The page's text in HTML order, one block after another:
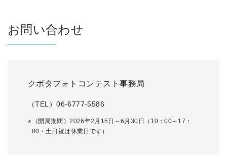
お問い合わせ
クボタフォトコンテスト事務局
（TEL）06-6777-5586
（開局期間）2026年2月15日～6月30日（10：00～17：
00・土日祝は休業日です）